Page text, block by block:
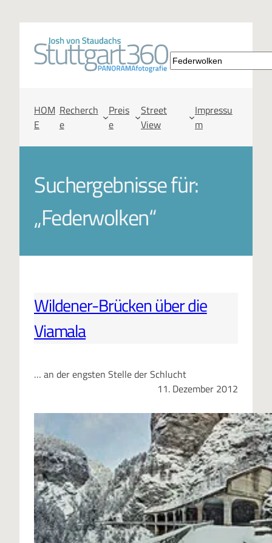
S
h
n
HOM
E
Recherch
e
Preis
e
Street
View
Impressu
m
Suchergebnisse für:
„Federwolken“
Wildener-Brücken über die
Viamala
… an der engsten Stelle der Schlucht
11. Dezember 2012